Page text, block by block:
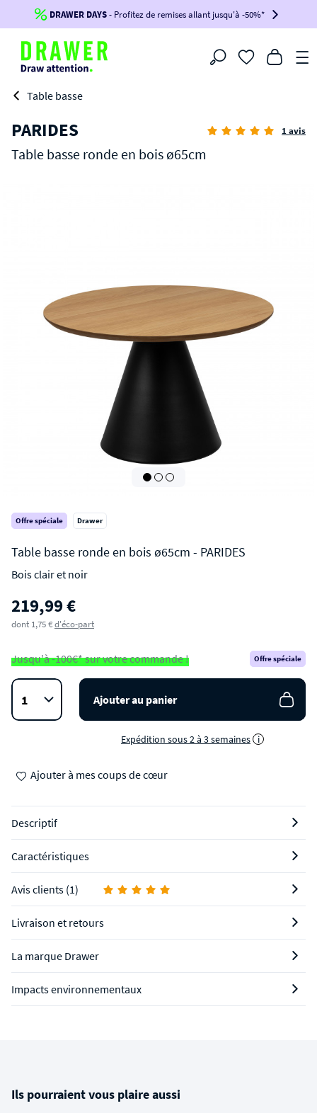
Jusqu'à-100€*sur votre commande !
BIKINI100
-voir conditions en bas de page-
DRAWER DAYS- Profitez de remises allant jusqu'à -50%*
Filtrer
Table basse
PARIDES
Table basse ronde en bois ø65cm
1 avis
Offre spéciale Drawer
PARIDES
Table basse ronde en bois ø65cm
Bois clair et noir
219,99 €
dont 1,75 €d'éco-part
Jusqu'à -100€* sur votre commande ! Offre spéciale
Ajouter au panier
Expédition sous 2 à 3 semaines i
Ajouter à mes coups de cœur
Descriptif
Caractéristiques
Avis clients (1)
Livraison et retours
La marque Drawer
Impacts environnementaux
Ils pourraient vous plaire aussi